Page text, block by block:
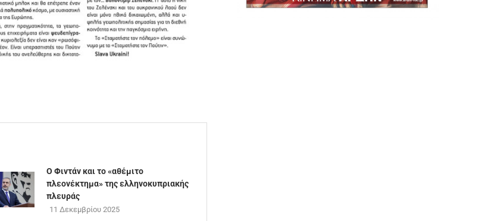
Ο Φιντάν και το «αθέμιτο
πλεονέκτημα» της ελληνοκυπριακής
πλευράς
11 Δεκεμβρίου 2025